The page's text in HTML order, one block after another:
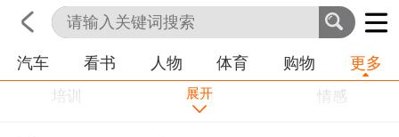
首页 科技 生活 职业
汽车 看书 人物 体育 购物 更多
培训 学习
情感
展开